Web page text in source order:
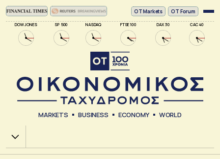
DOW JONES SP 500 NASDAQ FTSE 100 DAX 30 CAC 40
ΟΤ Markets OT Forum
MARKETS BUSINESS ECONOMY WORLD
Χ.Α.